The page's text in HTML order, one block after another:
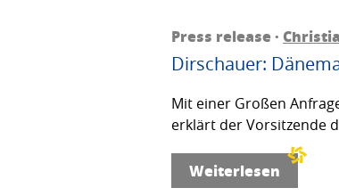
Press release ·
Dirschauer:
Mit einer Großen
erklärt der Vorsitzende
Weiterlesen